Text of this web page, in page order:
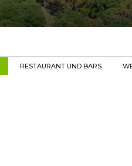
RESTAURANT UND BARS